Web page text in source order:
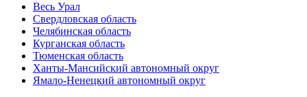
Весь Урал
Свердловская область
Челябинская область
Курганская область
Тюменская область
Ханты-Мансийский автономный округ
Ямало-Ненецкий автономный округ